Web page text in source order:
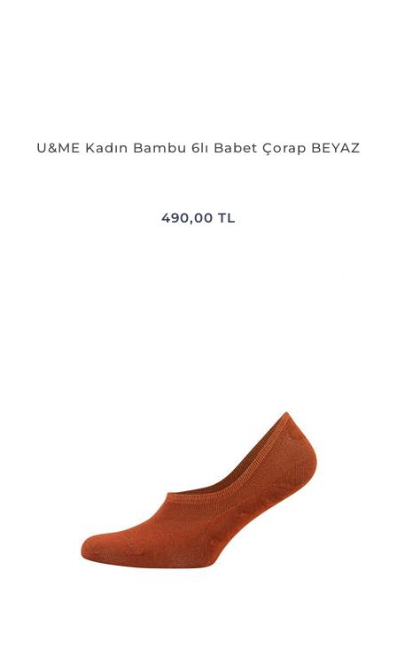
U&ME Kadın Bambu 6lı Babet Çorap BEYAZ
490,00 TL